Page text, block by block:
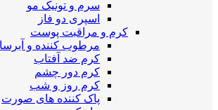
سرم و تونیک مو
اسپری دو فاز
کرم و مراقبت پوست
مرطوب کننده و
کرم ضد آفتاب
کرم دور چشم
کرم روز و شب
پاک کننده های صورت